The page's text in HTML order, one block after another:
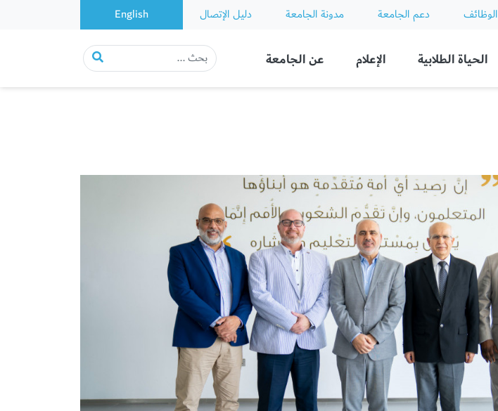
الوظائف دعم الجامعة مدونة الجامعة دليل الإتصال English
الحياة الطلابية الإعلام عن الجامعة